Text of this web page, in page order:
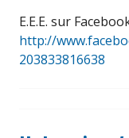
E.E.E. sur
http://
203833816638